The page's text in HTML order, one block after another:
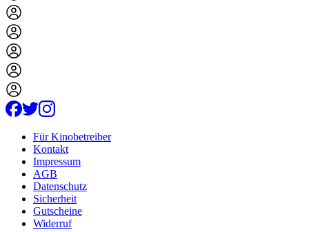
Für Kinobetreiber
Kontakt
Impressum
AGB
Datenschutz
Sicherheit
Gutscheine
Widerruf